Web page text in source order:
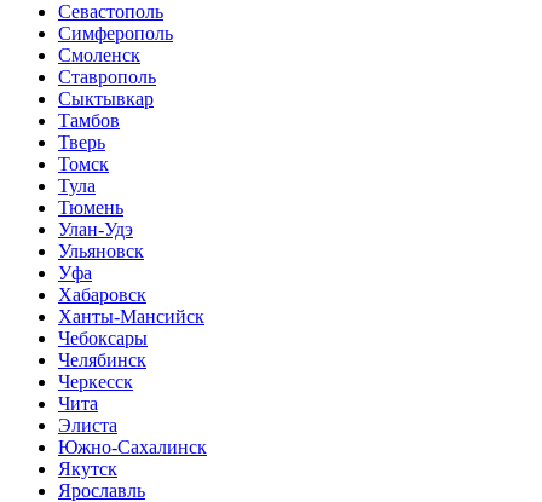
Севастополь
Симферополь
Смоленск
Ставрополь
Сыктывкар
Тамбов
Тверь
Томск
Тула
Тюмень
Улан-Удэ
Ульяновск
Уфа
Хабаровск
Ханты-Мансийск
Чебоксары
Челябинск
Черкесск
Чита
Элиста
Южно-Сахалинск
Якутск
Ярославль